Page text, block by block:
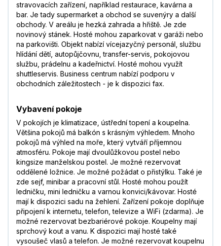
stravovacích zařízení, například restaurace, kavárna a
bar. Je tady supermarket a obchod se suvenýry a další
obchody. V areálu je hezká zahrada a hřiště. Je zde
novinový stánek. Hosté mohou zaparkovat v garáži nebo
na parkovišti. Objekt nabízí vícejazyčný personál, službu
hlídání dětí, autopůjčovnu, transfer-servis, pokojovou
službu, prádelnu a kadeřnictví. Hosté mohou využít
shuttleservis. Business centrum nabízí podporu v
obchodních záležitostech - je k dispozici fax.
Vybavení pokoje
V pokojích je klimatizace, ústřední topení a koupelna.
Většina pokojů má balkón s krásným výhledem. Mnoho
pokojů má výhled na moře, který vytváří příjemnou
atmosféru. Pokoje mají dvoulůžkovou postel nebo
kingsize manželskou postel. Je možné rezervovat
oddělené ložnice. Je možné požádat o přistýlku. Také je
zde sejf, minibar a pracovní stůl. Hosté mohou použít
ledničku, mini ledničku a varnou konvici/kávovar. Hosté
mají k dispozici sadu na žehlení. Zařízení pokoje doplňuje
připojení k internetu, telefon, televize a WiFi (zdarma). Je
možné rezervovat bezbariérové pokoje. Koupelny mají
sprchový kout a vanu. K dispozici mají hosté také
vysoušeč vlasů a telefon. Je možné rezervovat koupelnu